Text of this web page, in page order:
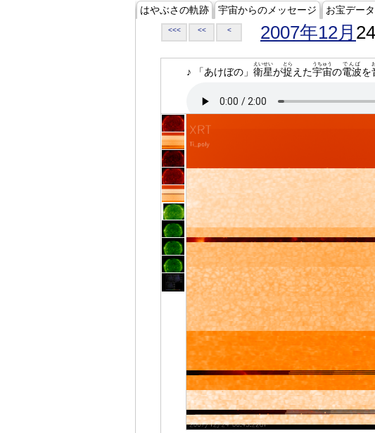
はやぶさの軌跡 宇宙からのメッセージ お宝データ
<<< << < 2007年12月
♪ 「あけぼの」 衛星
えいせい
が捉
とら
えた宇宙
うちゅう
の電波
でんぱ
を